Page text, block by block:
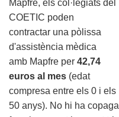
la
zona
expo
de
l’IOTSWC
i
un
50%
Mapfre, els col·legiats del
COETIC poden
contractar una pòlissa
d'assistència mèdica
amb Mapfre per 42,74
euros al mes (edat
compresa entre els 0 i els
50 anys). No hi ha